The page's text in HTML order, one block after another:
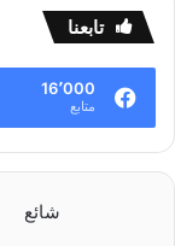
تابعنا
16٬000
متابع
شائع